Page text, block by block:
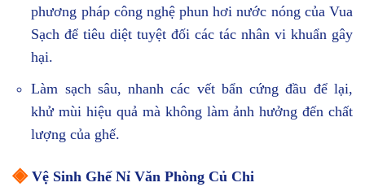
phương pháp công nghệ phun hơi nước nóng của Vua
Sạch để tiêu diệt tuyệt đối các tác nhân vi khuẩn gây
hại.
Làm sạch sâu, nhanh các vết bẩn cứng đầu để lại,
khử mùi hiệu quả mà không làm ảnh hưởng đến chất
lượng của ghế.
◈ Vệ Sinh Ghế Nỉ Văn Phòng Củ Chi